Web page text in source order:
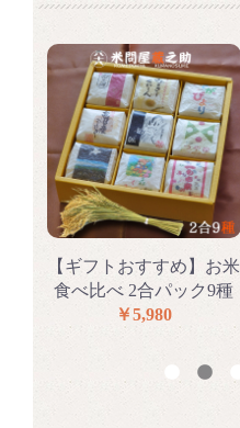
【ギフトおすすめ】お米
食べ比べ 2合パック9種
￥5,980